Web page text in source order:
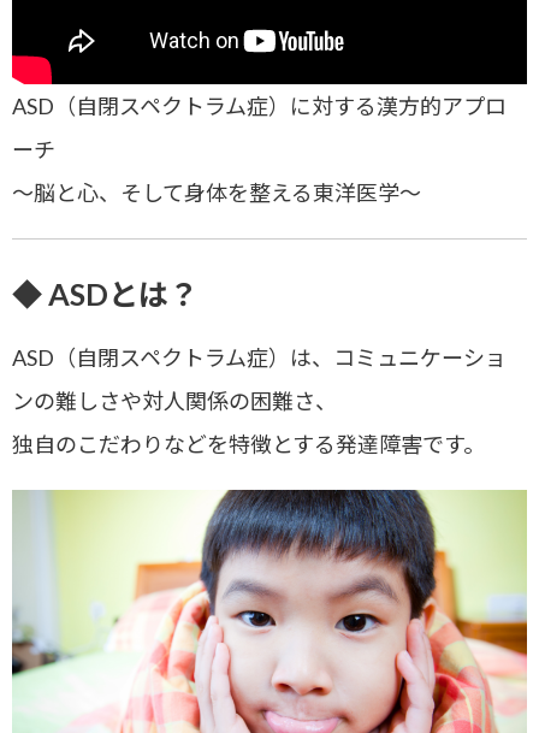
ASD（自閉スペクトラム症）に対する漢方的アプロ
ーチ
～脳と心、そして身体を整える東洋医学～
◆ ASDとは？
ASD（自閉スペクトラム症）は、コミュニケーショ
ンの難しさや対人関係の困難さ、
独自のこだわりなどを特徴とする発達障害です。